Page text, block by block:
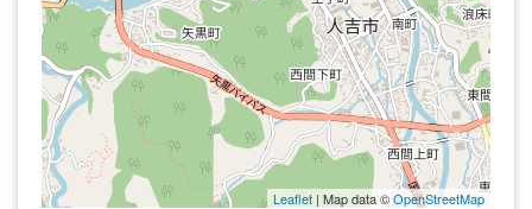
Leaflet | Map data ©OpenStreetMap